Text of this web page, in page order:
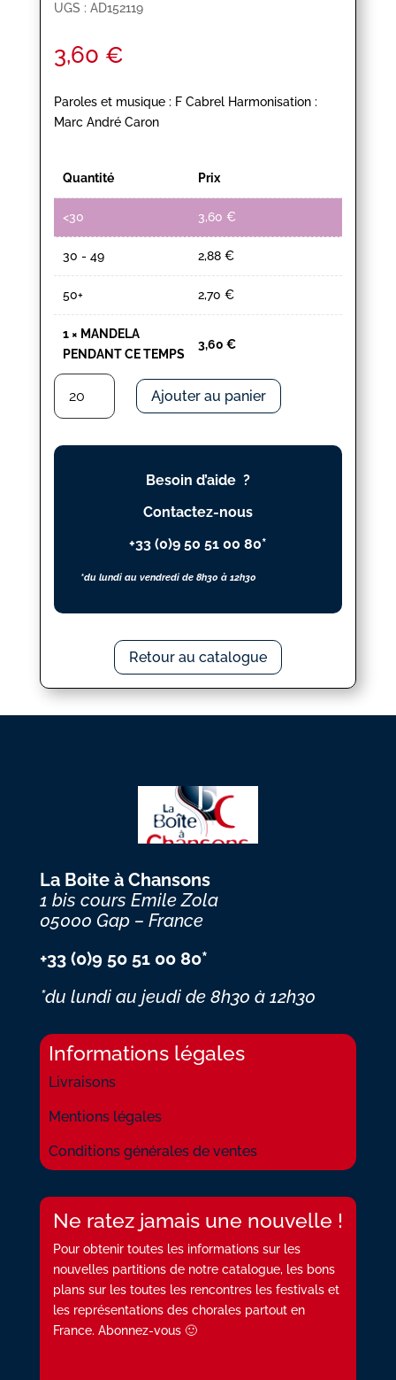
UGS : AD152119
3,60 €
Paroles et musique : F Cabrel Harmonisation :
Marc André Caron
Quantité Prix
<30 3,60 €
30 - 49 2,88 €
50+ 2,70 €
1× MANDELA
PENDANT CE TEMPS
3,60 €
quantité
MANDELA
PENDANT
Ajouter au panier
Besoin d’aide ?
Contactez-nous
+33 (0)9 50 51 00 80*
*du lundi au vendredi de 8h30 à 12h30
Retour au catalogue
La Boite à Chansons
1 bis cours Emile Zola
05000 Gap – France
+33 (0)9 50 51 00 80*
*du lundi au jeudi de 8h30 à 12h30
Informations légales
Livraisons
Mentions légales
Conditions générales de ventes
Ne ratez jamais une nouvelle !
Pour obtenir toutes les informations sur les
nouvelles partitions de notre catalogue, les bons
plans sur les toutes les rencontres les festivals et
les représentations des chorales partout en
France. Abonnez-vous 🙂